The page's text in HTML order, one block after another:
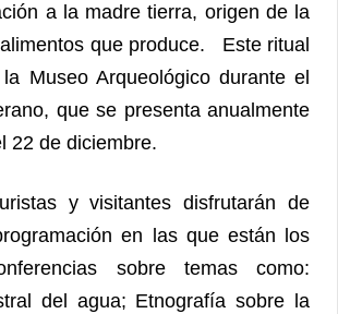
a la madre tierra, origen de la
que produce. Este ritual
Museo Arqueológico durante el
que se presenta anualmente
22 de diciembre.
y visitantes disfrutarán de
en las que están los
sobre temas como:
del agua; Etnografía sobre la